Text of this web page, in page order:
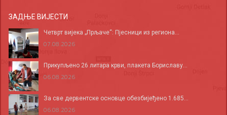
ЗАДЊЕ ВИЈЕСТИ
Четврт вијека „Прљаче“: Пјесници из региона...
07.08.2026
Прикупљено 26 литара крви, плакета Бориславу...
06.08.2026
За све дервентске основце обезбијеђено 1.685...
06.08.2026